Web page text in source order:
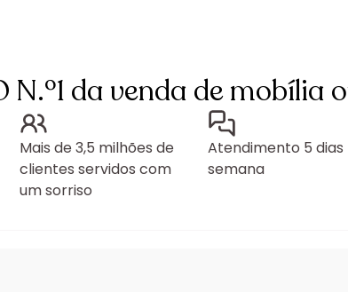
N.º1 da venda de mobília
Mais de 3,5 milhões de
clientes servidos com
um sorriso
Atendimento 5
semana